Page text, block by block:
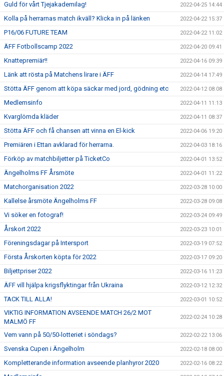
Guld för vårt Tjejakademilag! 2022-04-25 14:44
Kolla på herrarnas match ikväll? Klicka in på länken 2022-04-22 15:37
P16/06 FUTURE TEAM 2022-04-22 11:02
ÄFF Fotbollscamp 2022 2022-04-20 09:41
Knattepremiär!! 2022-04-16 09:39
Länk att rösta på Matchens lirare i ÄFF 2022-04-14 17:49
Stötta ÄFF genom att köpa säckar med jord, gödning etc 2022-04-12 08:08
Medlemsinfo 2022-04-11 11:13
Kvarglömda kläder 2022-04-11 08:37
Stötta ÄFF och få chansen att vinna en El-kick 2022-04-06 19:20
Premiären i Ettan avklarad för herrarna. 2022-04-03 18:16
Förköp av matchbiljetter på TicketCo 2022-04-01 13:52
Ängelholms FF Årsmöte 2022-04-01 11:22
Matchorganisation 2022 2022-03-28 10:00
Kallelse årsmöte Ängelholms FF 2022-03-28 09:08
Vi söker en fotograf! 2022-03-24 09:49
Årskort 2022 2022-03-23 10:01
Föreningsdagar på Intersport 2022-03-19 07:52
Första Årskorten köpta för 2022 2022-03-17 09:20
Biljettpriser 2022 2022-03-16 11:23
ÄFF vill hjälpa krigsflyktingar från Ukraina 2022-03-12 12:32
TACK TILL ALLA! 2022-03-01 10:52
VIKTIG INFORMATION AVSEENDE MATCH 26/2 MOT
MALMÖ FF
2022-02-24 10:28
Vem vann på 50/50-lotteriet i söndags? 2022-02-22 13:06
Svenska Cupen i Ängelholm 2022-02-18 08:00
Kompletterande information avseende planhyror 2020 2022-02-16 08:22